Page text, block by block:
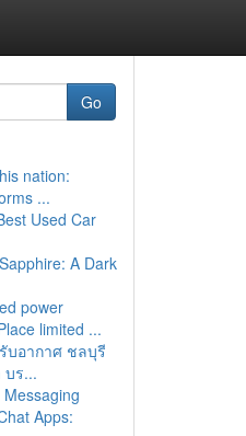
Go
nation:
...
Used Car
A Dark
power
limited ...
บอากาศ ชลบุรี
บร...
Apps: